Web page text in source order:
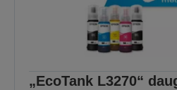
„EcoTank L3270“